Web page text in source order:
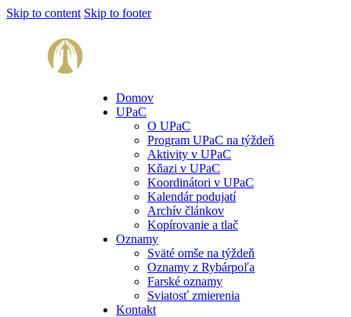
Skip to content Skip to footer
Domov
UPaC
O UPaC
Program UPaC na týždeň
Aktivity v UPaC
Kňazi v UPaC
Koordinátori v UPaC
Kalendár podujatí
Archív článkov
Kopírovanie a tlač
Oznamy
Sväté omše na týždeň
Oznamy z Rybárpoľa
Farské oznamy
Sviatosť zmierenia
Kontakt